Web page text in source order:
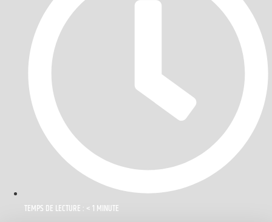
TEMPS DE LECTURE : < 1 MINUTE